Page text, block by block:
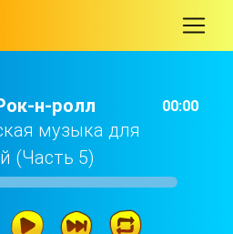
н-ролл
музыка для
(Часть 5)
00:00